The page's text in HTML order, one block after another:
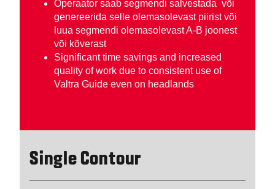
Operaator saab segmendi salvestada või
genereerida selle olemasolevast piirist või
luua segmendi olemasolevast A-B joonest
või kõverast
Significant time savings and increased
quality of work due to consistent use of
Valtra Guide even on headlands
Single Contour